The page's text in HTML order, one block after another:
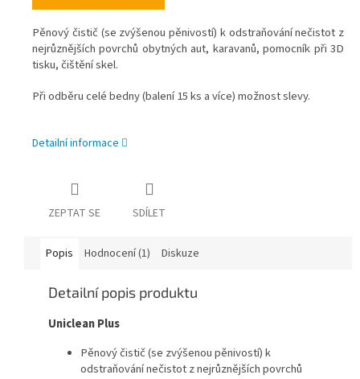
Pěnový čistič (se zvýšenou pěnivostí) k odstraňování nečistot z
nejrůznějších povrchů obytných aut, karavanů, pomocník při 3D
tisku, čištění skel.
Při odběru celé bedny (balení 15 ks a více) možnost slevy.
Detailní informace
ZEPTAT SE SDÍLET
Popis Hodnocení (1) Diskuze
Detailní popis produktu
Uniclean Plus
Pěnový čistič (se zvýšenou pěnivostí) k
odstraňování nečistot z nejrůznějších povrchů